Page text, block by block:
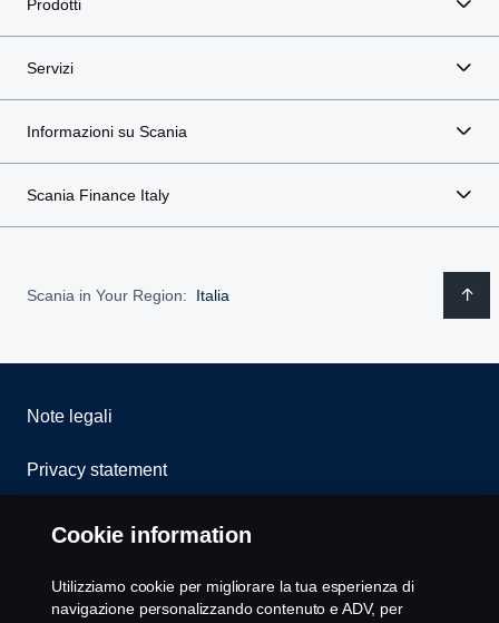
Prodotti
Servizi
Informazioni su Scania
Scania Finance Italy
Scania in Your Region: Italia
Note legali
Privacy statement
Cookies
Whistleblowing
Cookie information
Utilizziamo cookie per migliorare la tua esperienza di
navigazione personalizzando contenuto e ADV, per